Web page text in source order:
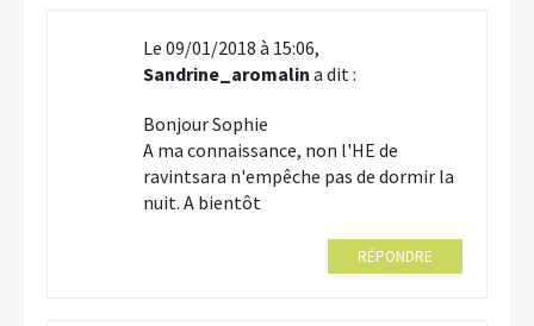
Le 09/01/2018 à 15:06,
Sandrine_aromalin a dit :
Bonjour Sophie
A ma connaissance, non l'HE de
ravintsara n'empêche pas de dormir la
nuit. A bientôt
RÉPONDRE